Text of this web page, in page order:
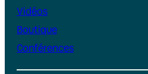
Vidéos
Boutique
Conférences